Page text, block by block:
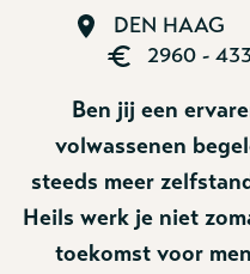
DEN HAAG
2960 -
Ben jij een
volwassenen
steeds meer
Heils werk je niet
toekomst voor